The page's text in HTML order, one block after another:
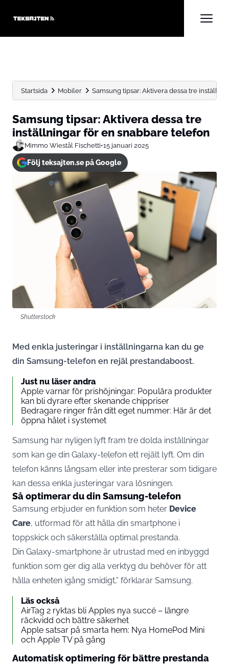
Startsida Mobiler Samsung tipsar: Aktivera dessa tre
Samsung tipsar: Aktivera dessa tre
inställningar för en snabbare telefon
Mimmo Wiestål Fischetti•15 januari 2025
Följ teksajten.se på Google
Shutterstock
Med enkla justeringar i inställningarna kan du ge
din Samsung-telefon en rejäl prestandaboost.
Just nu läser andra
Apple varnar för prishöjningar: Populära produkter
kan bli dyrare efter skenande chippriser
Bedragare ringer från ditt eget nummer: Här är det
öppna hålet i systemet
Samsung har nyligen lyft fram tre dolda inställningar
som kan ge din Galaxy-telefon ett rejält lyft. Om din
telefon känns långsam eller inte presterar som tidigare
kan dessa enkla justeringar vara lösningen.
Så optimerar du din Samsung-telefon
Samsung erbjuder en funktion som heter Device
Care, utformad för att hålla din smartphone i
toppskick och säkerställa optimal prestanda.
Din Galaxy-smartphone är utrustad med en inbyggd
funktion som ger dig alla verktyg du behöver för att
hålla enheten igång smidigt,” förklarar Samsung.
Läs också
AirTag 2 ryktas bli Apples nya succé – längre
räckvidd och bättre säkerhet
Apple satsar på smarta hem: Nya HomePod Mini
och Apple TV på gång
Automatisk optimering för bättre prestanda